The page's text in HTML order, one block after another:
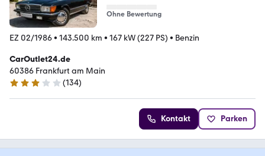
Ohne Bewertung
EZ 02/1986• 143.500 km • 167 kW (227 PS) • Benzin
CarOutlet24.de
60386 Frankfurt am Main
2.9 Sterne
(134)
Kontakt Parken